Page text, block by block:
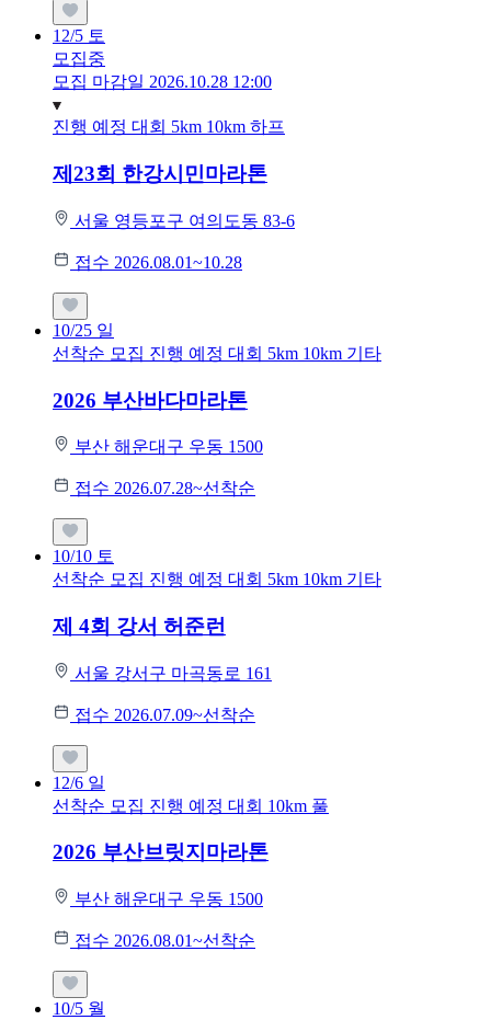
12/5 토
모집중
모집 마감일 2026.10.28 12:00
진행 예정 대회 5km 10km 하프
제23회 한강시민마라톤
서울 영등포구 여의도동 83-6
접수 2026.08.01~10.28
10/25 일
선착순 모집 진행 예정 대회 5km 10km 기타
2026 부산바다마라톤
부산 해운대구 우동 1500
접수 2026.07.28~선착순
10/10 토
선착순 모집 진행 예정 대회 5km 10km 기타
제 4회 강서 허준런
서울 강서구 마곡동로 161
접수 2026.07.09~선착순
12/6 일
선착순 모집 진행 예정 대회 10km 풀
2026 부산브릿지마라톤
부산 해운대구 우동 1500
접수 2026.08.01~선착순
10/5 월